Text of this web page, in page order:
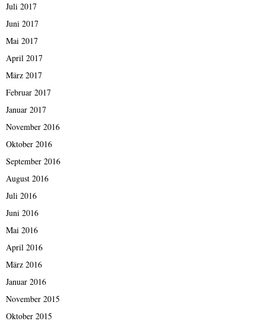
Juli 2017
Juni 2017
Mai 2017
April 2017
März 2017
Februar 2017
Januar 2017
November 2016
Oktober 2016
September 2016
August 2016
Juli 2016
Juni 2016
Mai 2016
April 2016
März 2016
Januar 2016
November 2015
Oktober 2015